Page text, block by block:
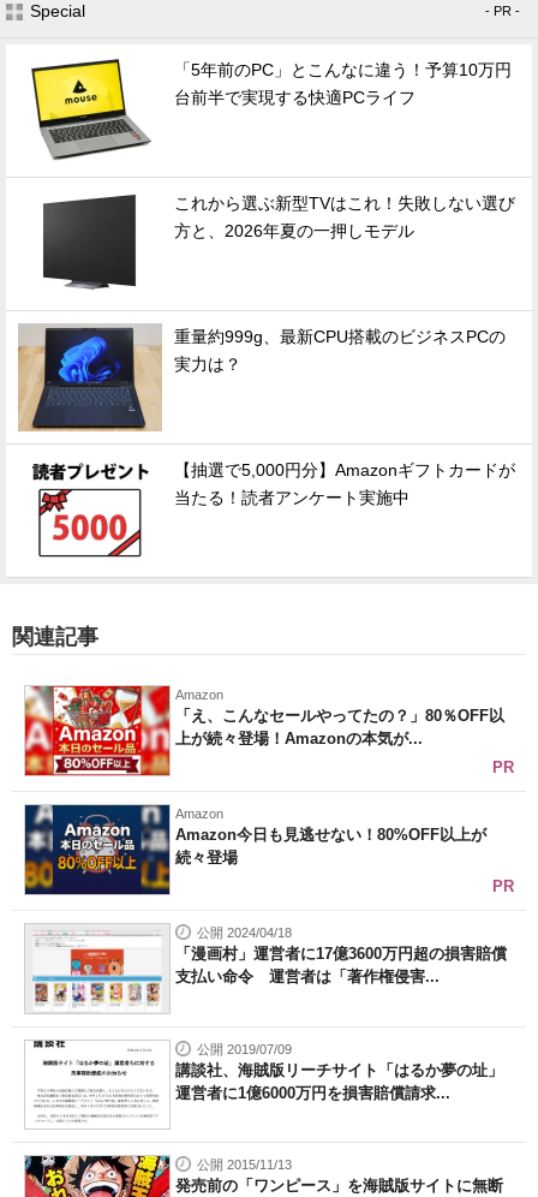
Special - PR -
「5年前のPC」とこんなに違う！予算10万円
台前半で実現する快適PCライフ
これから選ぶ新型TVはこれ！失敗しない選び
方と、2026年夏の一押しモデル
重量約999g、最新CPU搭載のビジネスPCの
実力は？
【抽選で5,000円分】Amazonギフトカードが
当たる！読者アンケート実施中
関連記事
Amazon
「え、こんなセールやってたの？」80％OFF以
上が続々登場！Amazonの本気が...
PR
Amazon
Amazon今日も見逃せない！80%OFF以上が
続々登場
PR
公開 2024/04/18
「漫画村」運営者に17億3600万円超の損害賠償
支払い命令 運営者は「著作権侵害...
公開 2019/07/09
講談社、海賊版リーチサイト「はるか夢の址」
運営者に1億6000万円を損害賠償請求...
公開 2015/11/13
発売前の「ワンピース」を海賊版サイトに無断